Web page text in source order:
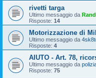
rivetti targa
Ultimo messaggio da
Risposte: 14
Motorizzazione di
Ultimo messaggio da
Risposte: 4
AIUTO - Art. 78,
Ultimo messaggio da
Risposte: 75